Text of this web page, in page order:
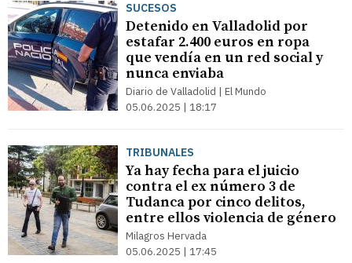
SUCESOS
Detenido en Valladolid por
estafar 2.400 euros en ropa
que vendía en un red social y
nunca enviaba
Diario de Valladolid | El Mundo
05.06.2025 | 18:17
TRIBUNALES
Ya hay fecha para el juicio
contra el ex número 3 de
Tudanca por cinco delitos,
entre ellos violencia de género
Milagros Hervada
05.06.2025 | 17:45